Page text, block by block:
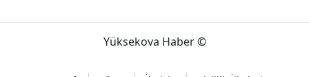
Yüksekova Haber ©